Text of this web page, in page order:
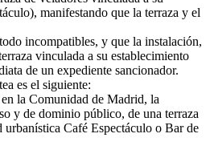
manifestando que la terraza y el
incompatibles, y que la instalación,
vinculada a su establecimiento
de un expediente sancionador.
es el siguiente:
la Comunidad de Madrid, la
y de dominio público, de una terraza
Café Espectáculo o Bar de